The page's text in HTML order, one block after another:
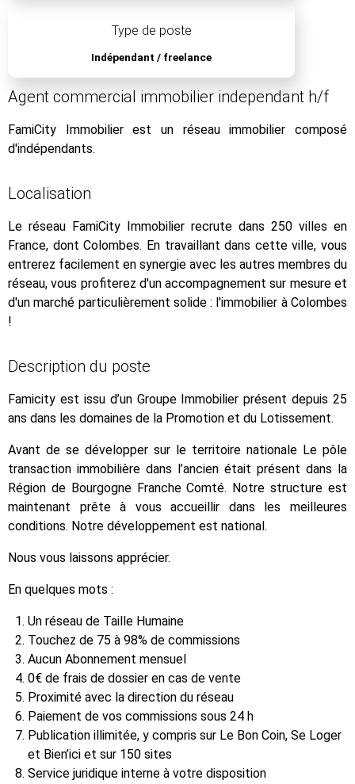
Type de poste
Indépendant / freelance
Agent commercial immobilier independant h/f
FamiCity Immobilier est un réseau immobilier composé
d'indépendants.
Localisation
Le réseau FamiCity Immobilier recrute dans 250 villes en
France, dont Colombes. En travaillant dans cette ville, vous
entrerez facilement en synergie avec les autres membres du
réseau, vous profiterez d'un accompagnement sur mesure et
d'un marché particulièrement solide : l'immobilier à Colombes
!
Description du poste
Famicity est issu d’un Groupe Immobilier présent depuis 25
ans dans les domaines de la Promotion et du Lotissement.
Avant de se développer sur le territoire nationale Le pôle
transaction immobilière dans l’ancien était présent dans la
Région de Bourgogne Franche Comté. Notre structure est
maintenant prête à vous accueillir dans les meilleures
conditions. Notre développement est national.
Nous vous laissons apprécier.
En quelques mots :
Un réseau de Taille Humaine
Touchez de 75 à 98% de commissions
Aucun Abonnement mensuel
0€ de frais de dossier en cas de vente
Proximité avec la direction du réseau
Paiement de vos commissions sous 24 h
Publication illimitée, y compris sur Le Bon Coin, Se Loger
et Bien’ici et sur 150 sites
Service juridique interne à votre disposition